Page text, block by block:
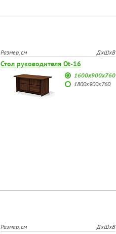
Размер, см ДхШхВ
Стол руководителя Ot-16
1600х900х760
1800х900х760
Размер, см ДхШхВ